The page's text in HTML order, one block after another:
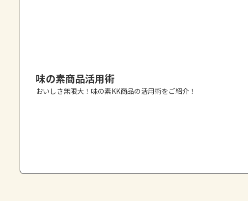
味の素商品活用術
おいしさ無限大！味の素KK商品の活用術をご紹介！